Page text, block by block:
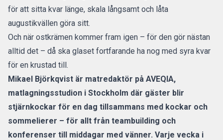
för att sitta kvar länge, skala långsamt och låta
augustikvällen göra sitt.
Och när ostkrämen kommer fram igen – för den gör nästan
alltid det – då ska glaset fortfarande ha nog med syra kvar
för en krustad till.
Mikael Björkqvist är matredaktör på AVEQIA,
matlagningsstudion i Stockholm där gäster blir
stjärnkockar för en dag tillsammans med kockar och
sommelierer – för allt från teambuilding och
konferenser till middagar med vänner. Varje vecka i